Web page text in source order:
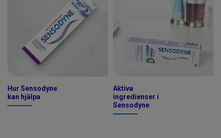
Hur Sensodyne
kan hjälpa
Aktiva
ingredienser i
Sensodyne